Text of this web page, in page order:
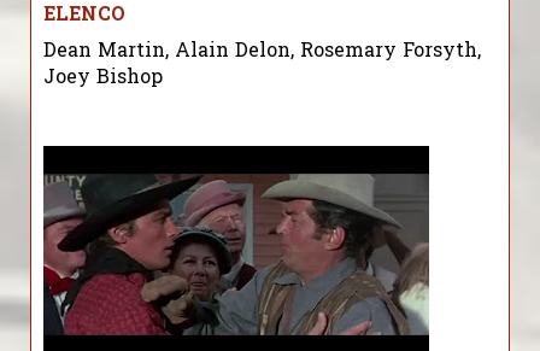
ELENCO
Dean Martin, Alain Delon, Rosemary Forsyth,
Joey Bishop